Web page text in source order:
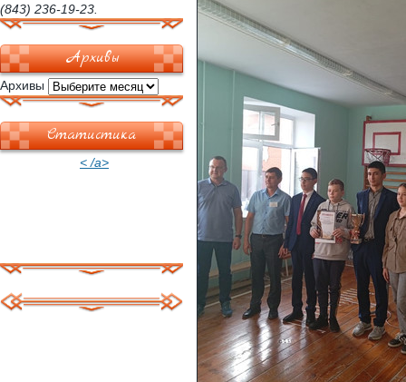
(843) 236-19-23.
Архивы
Архивы
Статистика
< /a>